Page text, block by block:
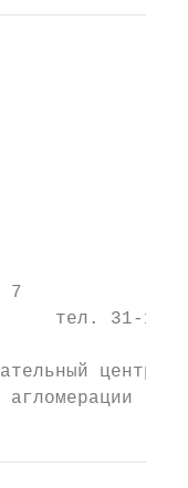
7
тел. 31-15-
центр
агломерации